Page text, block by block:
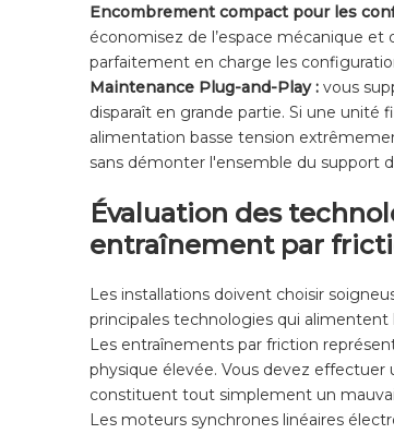
Encombrement compact pour les
économisez de l’espace mécanique
parfaitement en charge les
Maintenance Plug-and-Play : vous
disparaît en grande partie. Si une
alimentation basse tension
sans démonter l'ensemble du support
Évaluation des
entraînement par
Les installations doivent choisir
principales technologies qui alimentent
Les entraînements par friction
physique élevée. Vous devez
constituent tout simplement un
Les moteurs synchrones linéaires